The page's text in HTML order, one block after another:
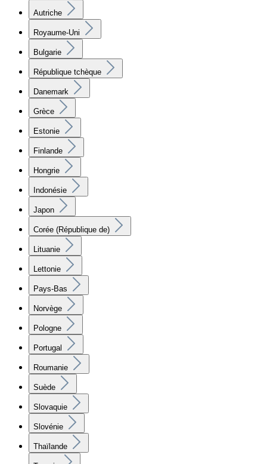
Autriche
Royaume-Uni
Bulgarie
République tchèque
Danemark
Grèce
Estonie
Finlande
Hongrie
Indonésie
Japon
Corée (République de)
Lituanie
Lettonie
Pays-Bas
Norvège
Pologne
Portugal
Roumanie
Suède
Slovaquie
Slovénie
Thaïlande